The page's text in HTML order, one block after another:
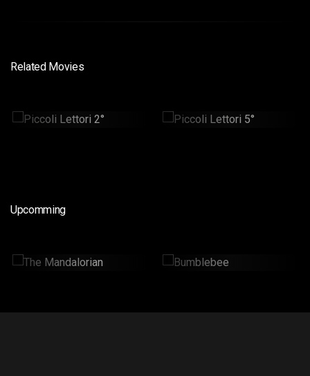
piccoli!
Related Movies
Piccoli Lettori 2° Piccoli Lettori 5°
Upcomming
The Mandalorian Bumblebee